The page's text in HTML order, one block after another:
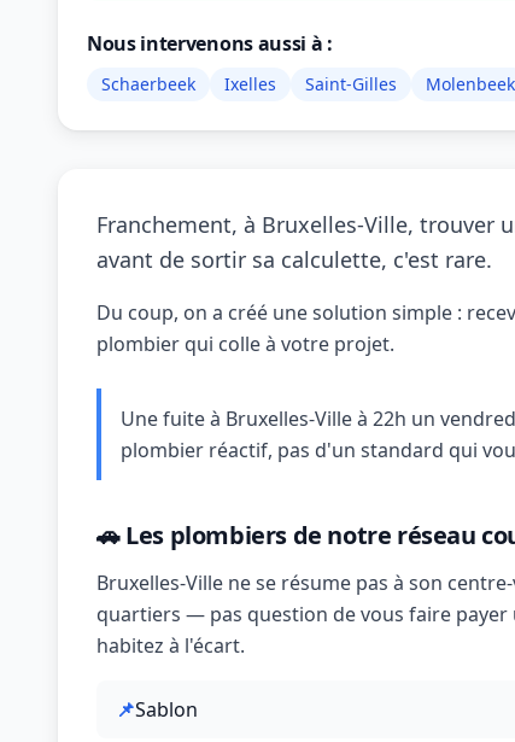
Nous intervenons aussi à :
Schaerbeek Ixelles Saint-Gilles Molenbeek
Franchement, à Bruxelles-Ville, trouver
avant de sortir sa calculette, c'est rare.
Du coup, on a créé une solution simple :
plombier qui colle à votre projet.
Une fuite à Bruxelles-Ville à 22h un
plombier réactif, pas d'un standard qui
🚗 Les plombiers de notre réseau
Bruxelles-Ville ne se résume pas à son
quartiers — pas question de vous faire
habitez à l'écart.
📌Sablon